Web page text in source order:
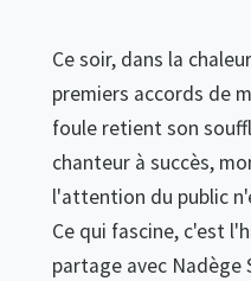
Ce soir, dans la
premiers accords de
foule retient son
chanteur à succès,
l'attention du public
Ce qui fascine, c'est
partage avec Nadège